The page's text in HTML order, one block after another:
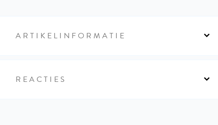
ARTIKELINFORMATIE
REACTIES